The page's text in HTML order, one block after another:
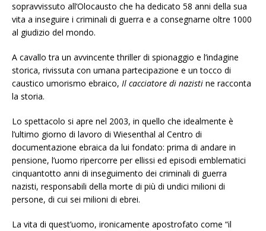
sopravvissuto all’Olocausto che ha dedicato 58 anni della sua
vita a inseguire i criminali di guerra e a consegnarne oltre 1000
al giudizio del mondo.
A cavallo tra un avvincente thriller di spionaggio e l’indagine
storica, rivissuta con umana partecipazione e un tocco di
caustico umorismo ebraico, Il cacciatore di nazisti ne racconta
la storia.
Lo spettacolo si apre nel 2003, in quello che idealmente è
l’ultimo giorno di lavoro di Wiesenthal al Centro di
documentazione ebraica da lui fondato: prima di andare in
pensione, l’uomo ripercorre per ellissi ed episodi emblematici
cinquantotto anni di inseguimento dei criminali di guerra
nazisti, responsabili della morte di più di undici milioni di
persone, di cui sei milioni di ebrei.
La vita di quest’uomo, ironicamente apostrofato come “il